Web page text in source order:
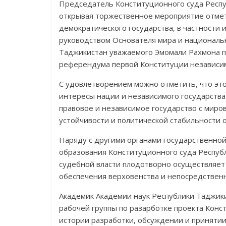
Председатель Конституционного суда
открывая торжественное мероприятие
демократического государства, в
руко­вод­ством Основателя мира и
Таджикистан уважае­мого Эмомали Рахмона
референдума первой Консти­туции
С удовлетворением можно отметить, что
интересы нации и независимого
правовое и неза­ви­симое государство с
устойчивости и политической стабильности
Наряду с другими органами
образования Конституционного суда
судебной власти плодотворно
обеспе­чения верховенства и
Академик Академии наук Республики
рабочей группы по разарботке проекта
истории разработки, обсуждении и